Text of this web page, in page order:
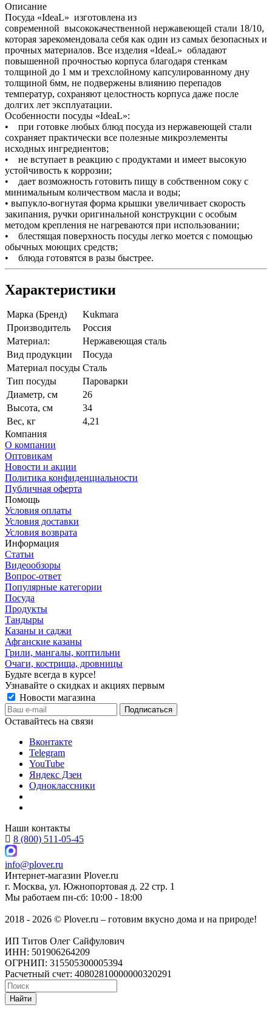
Описание
Посуда «IdeaL» изготовлена из
современной высококачественной нержавеющей стали 18/10,
которая зарекомендовала себя как один из самых безопасных и
прочных материалов. Все изделия «IdeaL» обладают
повышенной прочностью корпуса благодаря стенкам
толщиной до 1 мм и трехслойному капсулированному дну
толщиной 6мм, не подвержены влиянию перепадов
температур, сохраняют целостность корпуса даже после
долгих лет эксплуатации.
Особенности посуды «IdeaL»:
• при готовке любых блюд посуда из нержавеющей стали
сохраняет практически все полезные микроэлементы
исходных ингредиентов;
• не вступает в реакцию с продуктами и имеет высокую
устойчивость к коррозии;
• дает возможность готовить пищу в собственном соку с
минимальным количеством масла и воды;
• выпукло-вогнутая форма крышки увеличивает скорость
закипания, ручки оригинальной конструкции с особым
методом крепления не нагреваются при использовании;
• блестящая поверхность посуды легко моется с помощью
обычных моющих средств;
• блюда готовятся в разы быстрее.
Характеристики
Марка (Бренд)
Kukmara
Производитель
Россия
Материал:
Нержавеющая сталь
Вид продукции
Посуда
Материал посуды Сталь
Тип посуды
Пароварки
Диаметр, см
26
Высота, см
34
Вес, кг
4,21
Компания
О компании
Оптовикам
Новости и акции
Политика конфиденциальности
Публичная оферта
Помощь
Условия оплаты
Условия доставки
Условия возврата
Информация
Статьи
Видеообзоры
Вопрос-ответ
Популярные категории
Посуда
Продукты
Тандыры
Казаны и саджи
Афганские казаны
Грили, мангалы, коптильни
Очаги, кострища, дровницы
Будьте всегда в курсе!
Узнавайте о скидках и акциях первым
Новости магазина
Оставайтесь на связи
Вконтакте
Telegram
YouTube
Яндекс Дзен
Одноклассники
Наши контакты
8 (800) 511-05-45
info@plover.ru
Интернет-магазин Plover.ru
г. Москва, ул. Южнопортовая д. 22 стр. 1
Мы работаем пн-сб: 10:00 - 18:00
2018 - 2026 © Plover.ru – готовим вкусно дома и на природе!
ИП Титов Олег Сайфулович
ИНН: 501906264209
ОГРНИП: 315505300005394
Расчетный счет: 40802810000000320291
Найти